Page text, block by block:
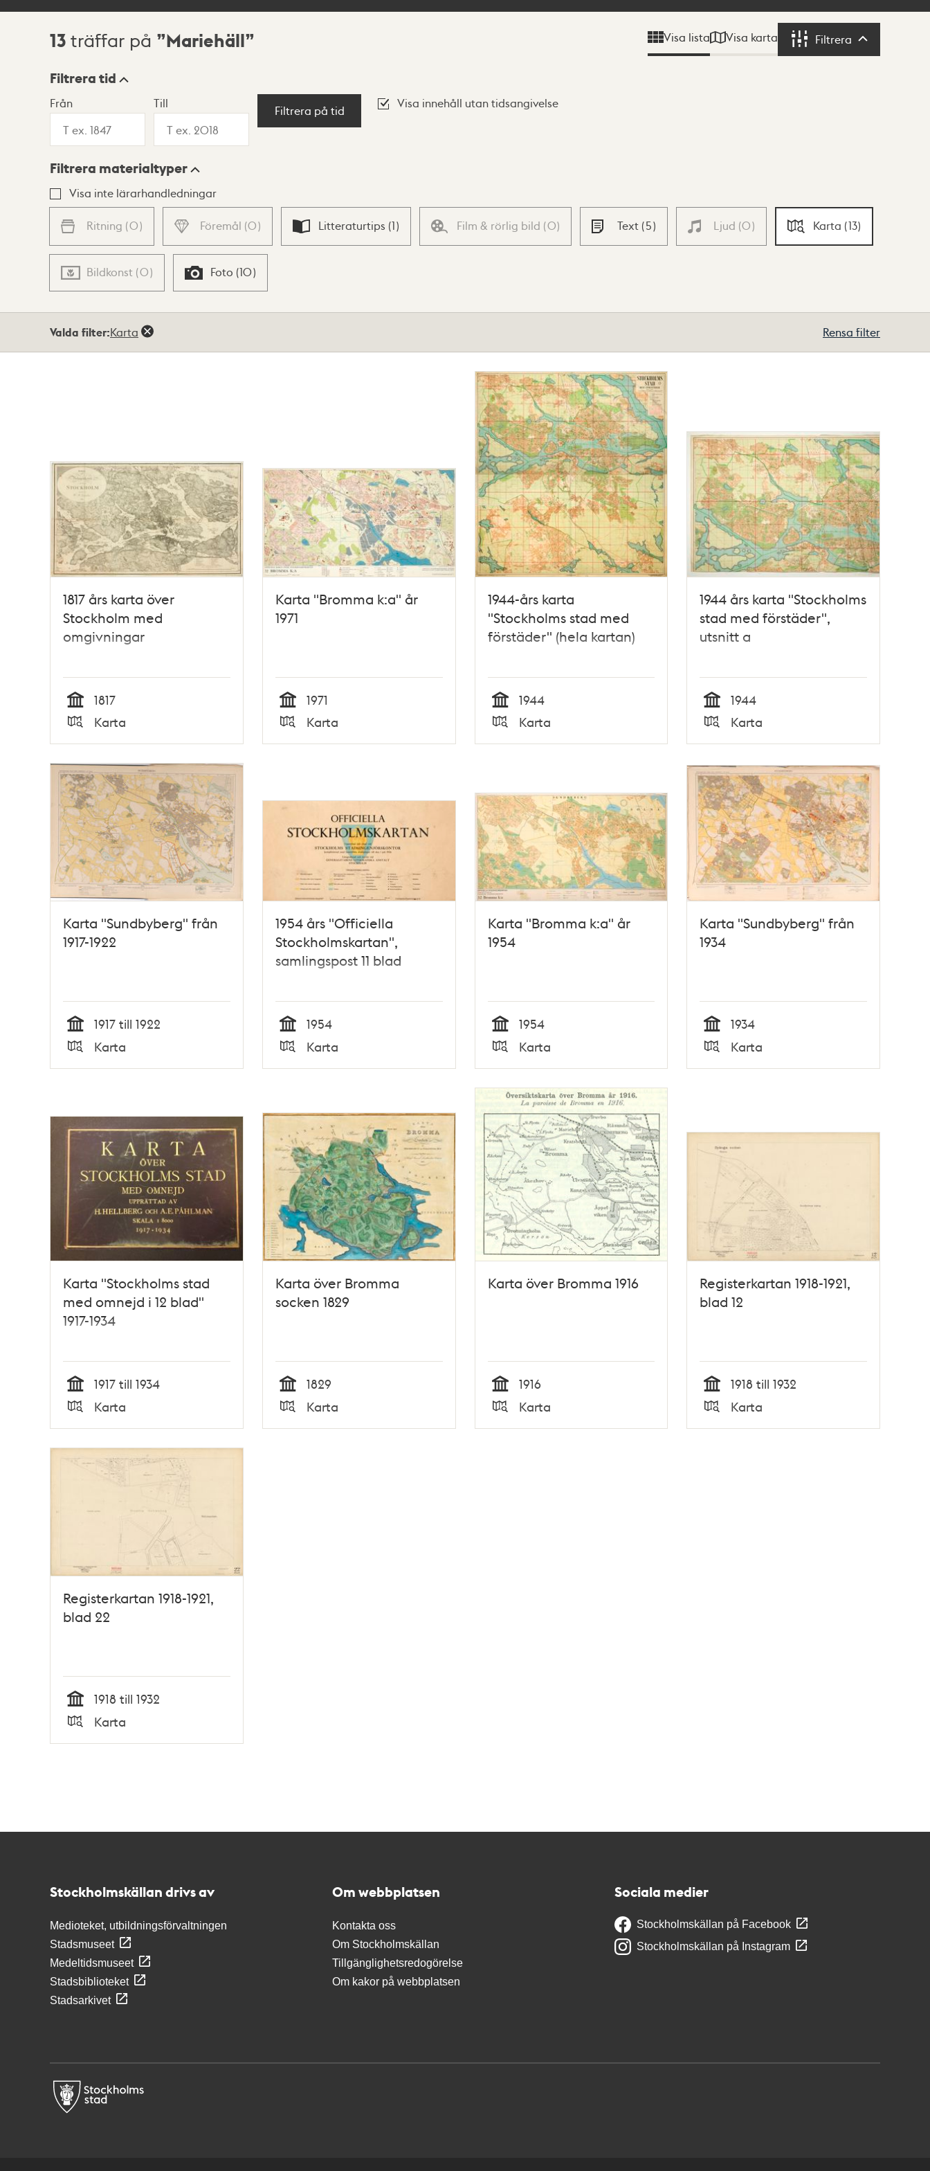
Sökresultat
13 träffar på Mariehäll Visa lista Visa karta Filtrera Filtrera
Visningsläge
Lista Karta
Filtrera tid
Från Till
Filtrera på tid
Visa innehåll utan tidsangivelse
Filtrera materialtyper
Visa inte lärarhandledningar
Ritning (0) Föremål (0) Litteraturtips (1) Film & rörlig bild (0) Text (5) Ljud (0) Karta (13)
Bildkonst (0) Foto (10)
Valda filter:Karta Rensa filter
1817 års karta över
Stockholm med
omgivningar
Tid
1817
Typ
Karta
Karta "Bromma k:a" år
1971
Tid
1971
Typ
Karta
1944-års karta
"Stockholms stad med
förstäder" (hela kartan)
Tid
1944
Typ
Karta
1944 års karta "Stockholms
stad med förstäder",
utsnitt a
Tid
1944
Typ
Karta
Karta "Sundbyberg" från
1917-1922
Tid
1917 till 1922
Typ
Karta
1954 års "Officiella
Stockholmskartan",
samlingspost 11 blad
Tid
1954
Typ
Karta
Karta "Bromma k:a" år
1954
Tid
1954
Typ
Karta
Karta "Sundbyberg" från
1934
Tid
1934
Typ
Karta
Karta "Stockholms stad
med omnejd i 12 blad"
1917-1934
Tid
1917 till 1934
Karta
Karta över Bromma
socken 1829
Tid
1829
Karta
Karta över Bromma 1916
Tid
1916
Karta
Registerkartan 1918-1921,
blad 12
Tid
1918 till 1932
Karta
Registerkartan 1918-1921,
blad 22
Tid
1918 till 1932
Typ
Karta
Stockholmskällan drivs av
Medioteket, utbildningsförvaltningen
Stadsmuseet
Medeltidsmuseet
Stadsbiblioteket
Stadsarkivet
Om webbplatsen
Kontakta oss
Om Stockholmskällan
Tillgänglighetsredogörelse
Om kakor på webbplatsen
Sociala medier
Stockholmskällan på Facebook
Stockholmskällan på Instagram